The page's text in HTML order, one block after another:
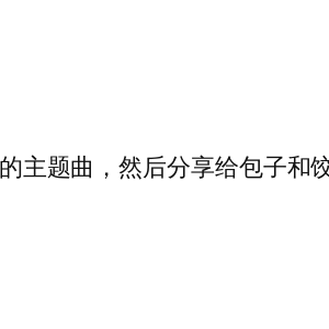
主题曲，然后分享给包子和